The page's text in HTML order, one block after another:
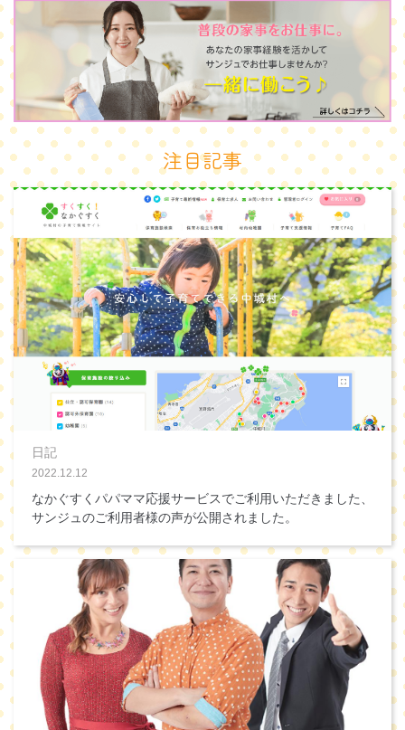
注目記事
日記
2022.12.12
なかぐすくパパママ応援サービスでご利用いただきました、
サンジュのご利用者様の声が公開されました。